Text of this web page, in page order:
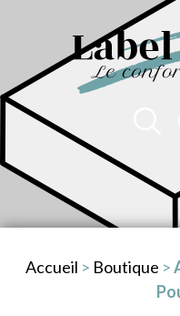
Accueil > Boutique >